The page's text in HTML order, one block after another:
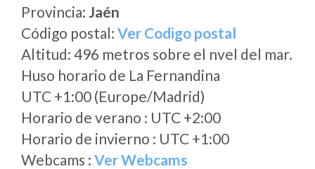
Provincia: Jaén
Código postal: Ver Codigo postal
Altitud: 496 metros sobre el nvel del mar.
Huso horario de La Fernandina
UTC +1:00 (Europe/Madrid)
Horario de verano : UTC +2:00
Horario de invierno : UTC +1:00
Webcams : Ver Webcams